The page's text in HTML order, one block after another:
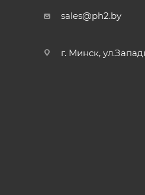
sales@ph2.by
г. Минск,